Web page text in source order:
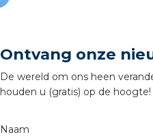
Ontvang onze
De wereld om ons heen
houden u (gratis) op de hoogte!
Naam